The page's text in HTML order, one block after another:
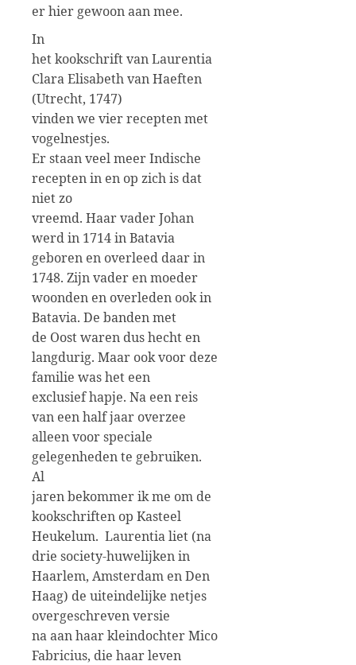
er hier gewoon aan mee.
In
het kookschrift van Laurentia
Clara Elisabeth van Haeften
(Utrecht, 1747)
vinden we vier recepten met
vogelnestjes.
Er staan veel meer Indische
recepten in en op zich is dat
niet zo
vreemd. Haar vader Johan
werd in 1714 in Batavia
geboren en overleed daar in
1748. Zijn vader en moeder
woonden en overleden ook in
Batavia. De banden met
de Oost waren dus hecht en
langdurig. Maar ook voor deze
familie was het een
exclusief hapje. Na een reis
van een half jaar overzee
alleen voor speciale
gelegenheden te gebruiken.
Al
jaren bekommer ik me om de
kookschriften op Kasteel
Heukelum. Laurentia liet (na
drie society-huwelijken in
Haarlem, Amsterdam en Den
Haag) de uiteindelijke netjes
overgeschreven versie
na aan haar kleindochter Mico
Fabricius, die haar leven